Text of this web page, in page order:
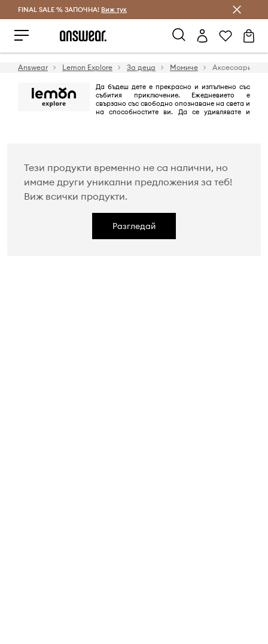
Спестявай с Answear Club
FINAL SALE % ЗАПОЧНА! Виж тук
Answear Lemon Explore За деца Момиче Аксесоари
Да бъдеш дете е прекрасно и изпълнено със
събития приключение. Ежедневието е
свързано със свободно опознаване на света и
на способностите ви. Да се удивлявате и
Тези продукти временно не са налични, но
имаме други уникални предложения за теб!
Виж всички продукти.
Разгледай